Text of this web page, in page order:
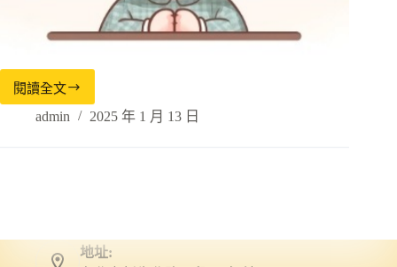
閱讀全文
admin 2025 年 1 月 13 日
地址: